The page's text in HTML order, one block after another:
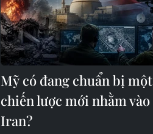
Mỹ có đang chuẩn bị một
chiến lược mới nhằm vào
Iran?